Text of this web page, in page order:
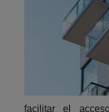
facilitar el